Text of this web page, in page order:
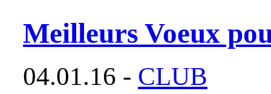
Meilleurs Voeux
04.01.16 - CLUB